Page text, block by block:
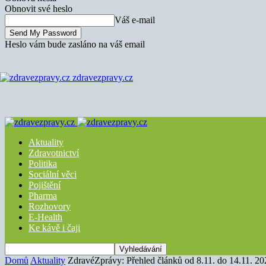
Obnovit své heslo
Váš e-mail
Heslo vám bude zasláno na váš email
zdravezpravy.cz
Aktuality
Zdravotnictví
Politika
Sociální věci
Pojištění
Pharma
Rozhovory
E-Health
Ke kávě i čaji
Domů Aktuality ZdravéZprávy: Přehled článků od 8.11. do 14.11.